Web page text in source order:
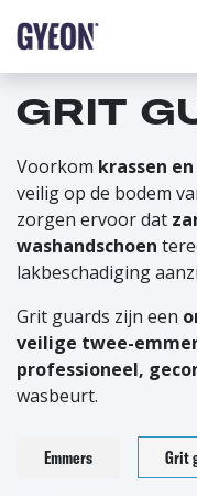
GRIT
Voorkom krassen
veilig op de bodem
zorgen ervoor dat
washandschoen
lakbeschadiging
Grit guards zijn een
veilige twee-
professioneel,
wasbeurt.
Emmers Grit